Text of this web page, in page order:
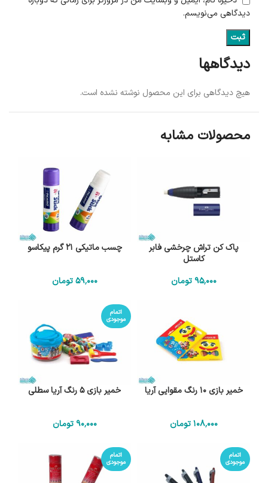
دیدگاهها
هیچ دیدگاهی برای این محصول نوشته نشده است.
دیدگاهی می‌نویسم.
محصولات مشابه
پاک کن تراش چرخشی فابر
کاستل
95٬000 تومان
چسب ماتیکی 21 گرم پیکاسو
59٬000 تومان
خمیر بازی 10 رنگ مقوایی آریا
108٬000 تومان
اتمام
موجودی
خمیر بازی 5 رنگ آریا سطلی
90٬000 تومان
اتمام
موجودی
اتمام
موجودی